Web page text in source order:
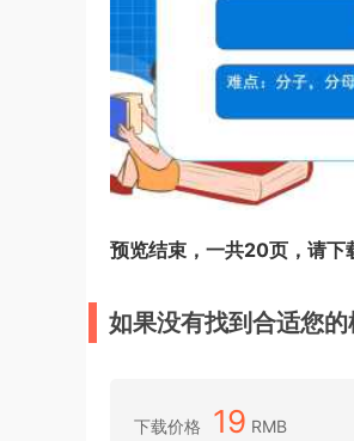
预览结束，一共20页，请下
如果没有找到合适您
下载价格 19 RMB